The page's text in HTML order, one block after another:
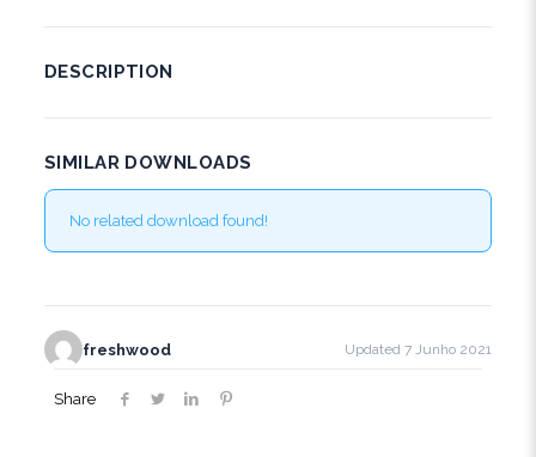
DESCRIPTION
SIMILAR DOWNLOADS
No related download found!
freshwood Updated 7 Junho 2021
Share